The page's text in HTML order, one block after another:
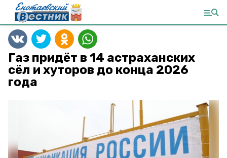
Газ придёт в 14 астраханских
сёл и хуторов до конца 2026
года